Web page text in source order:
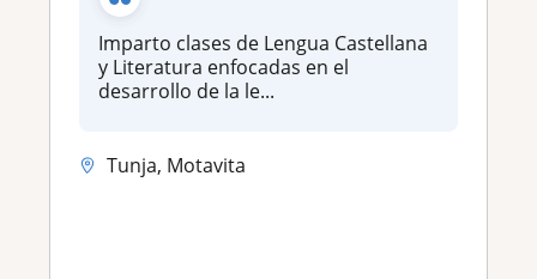
Imparto clases de Lengua Castellana
y Literatura enfocadas en el
desarrollo de la le...
Tunja, Motavita